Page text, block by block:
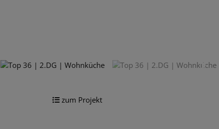
zum Projekt